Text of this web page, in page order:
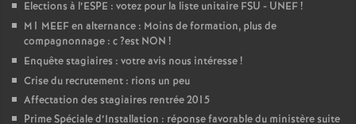
Elections à l’ESPE : votez pour la liste unitaire FSU - UNEF!
M1 MEEFen alternance : Moins de formation, plus de
compagnonnage : c?est NON !
Enquête stagiaires : votre avis nous intéresse!
Crise du recrutement : rions un peu
Affectation des stagiaires rentrée 2015
Prime Spéciale d’Installation : réponse favorable du ministère suite